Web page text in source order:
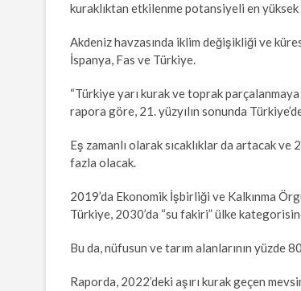
kuraklıktan etkilenme potansiyeli en
Akdeniz havzasında iklim değişikliği ve
İspanya, Fas ve Türkiye.
“Türkiye yarı kurak ve toprak
rapora göre, 21. yüzyılın sonunda
Eş zamanlı olarak sıcaklıklar da artacak
fazla olacak.
2019’da Ekonomik İşbirliği ve Kalkınma
Türkiye, 2030’da “su fakiri” ülke
Bu da, nüfusun ve tarım alanlarının yüzde
Raporda, 2022’deki aşırı kurak geçen